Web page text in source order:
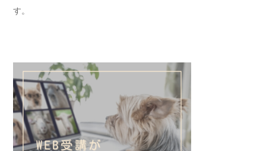
す。